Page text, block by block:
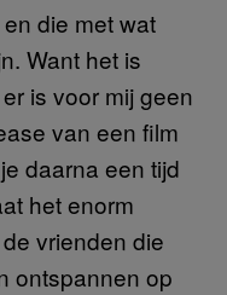
die met wat
Want het is
is voor mij geen
van een film
daarna een tijd
het enorm
vrienden die
ontspannen op